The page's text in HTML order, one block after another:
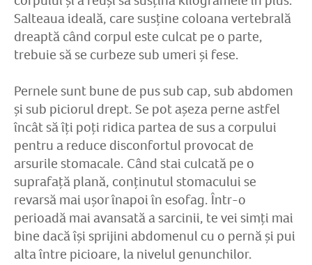
Salteaua ideală, care susține coloana vertebrală
dreaptă când corpul este culcat pe o parte,
trebuie să se curbeze sub umeri și fese.
Pernele sunt bune de pus sub cap, sub abdomen
și sub piciorul drept. Se pot așeza perne astfel
încât să îți poți ridica partea de sus a corpului
pentru a reduce disconfortul provocat de
arsurile stomacale. Când stai culcată pe o
suprafață plană, conținutul stomacului se
revarsă mai ușor înapoi în esofag. Într-o
perioadă mai avansată a sarcinii, te vei simți mai
bine dacă își sprijini abdomenul cu o pernă și pui
alta între picioare, la nivelul genunchilor.